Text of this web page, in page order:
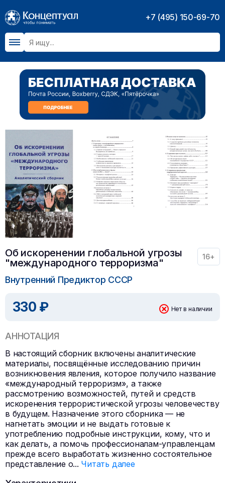
+7 (495) 150-69-70
Об искоренении глобальной угрозы
"международного терроризма"
16+
Внутренний Предиктор СССР
330 ₽ Нет в наличии
АННОТАЦИЯ
В настоящий сборник включены аналитические
материалы, посвящённые исследованию причин
возникновения явления, которое получило название
«международный терроризм», а также
рассмотрению возможностей, путей и средств
искоренения террористической угрозы человечеству
в будущем. Назначение этого сборника — не
нагнетать эмоции и не выдать готовые к
употреблению подробные инструкции, кому, что и
как делать, а помочь профессионалам-управленцам
прежде всего выработать жизненно состоятельное
представление о... Читать далее